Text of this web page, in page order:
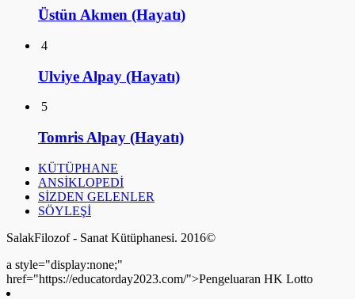
Üstün Akmen (Hayatı)
4
Ulviye Alpay (Hayatı)
5
Tomris Alpay (Hayatı)
KÜTÜPHANE
ANSİKLOPEDİ
SİZDEN GELENLER
SÖYLEŞİ
SalakFilozof - Sanat Kütüphanesi. 2016©
a style="display:none;"
href="https://educatorday2023.com/">Pengeluaran HK Lotto